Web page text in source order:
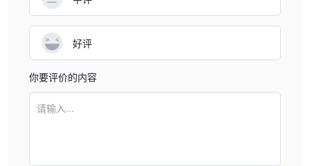
好评
你要评价的内容
请输入...